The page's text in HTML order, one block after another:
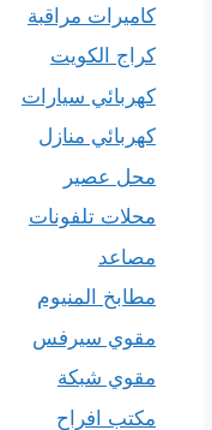
كاميرات مراقبة
كراج الكويت
كهربائي سيارات
كهربائي منازل
محل عصير
محلات تلفونات
مصاعد
مطابخ المنيوم
مقوي سيرفس
مقوي شبكة
مكتب افراح